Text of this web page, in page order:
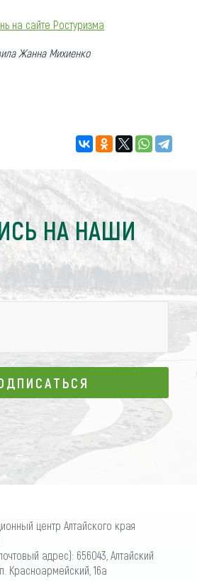
на сайте Ростуризма
Жанна Михиенко
НА НАШИ
центр Алтайского края
адрес): 656043, Алтайский
Красноармейский, 16а